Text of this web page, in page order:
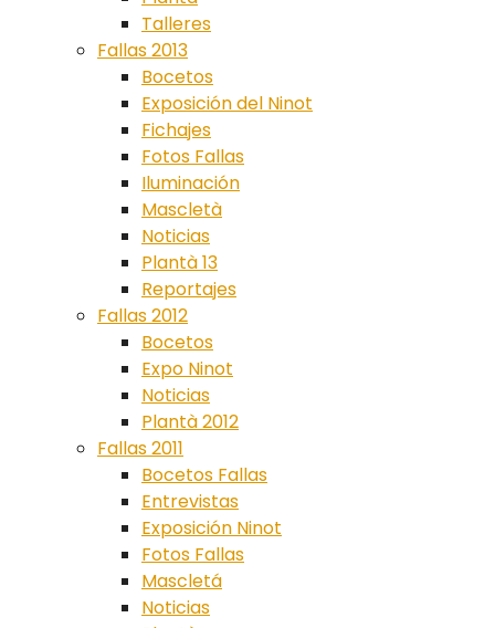
Talleres
Fallas 2013
Bocetos
Exposición del Ninot
Fichajes
Fotos Fallas
Iluminación
Mascletà
Noticias
Plantà 13
Reportajes
Fallas 2012
Bocetos
Expo Ninot
Noticias
Plantà 2012
Fallas 2011
Bocetos Fallas
Entrevistas
Exposición Ninot
Fotos Fallas
Mascletá
Noticias